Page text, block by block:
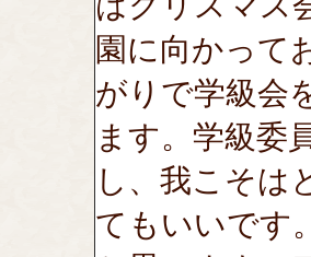
園に向かって
がりで学級会
ます。学級委
し、我こそは
てもいいです